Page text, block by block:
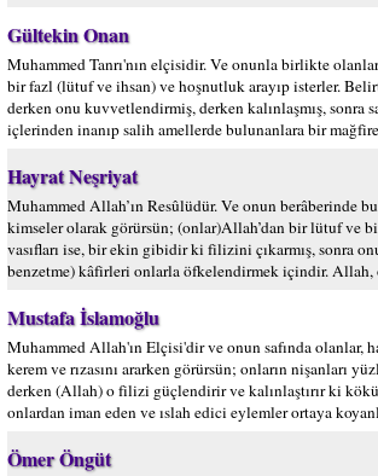
Gültekin Onan
Muhammed Tanrı'nın elçisidir. Ve onunla birlikte
bir fazl (lütuf ve ihsan) ve hoşnutluk arayıp isterler.
derken onu kuvvetlendirmiş, derken kalınlaşmış,
içlerinden inanıp salih amellerde bulunanlara bir
Hayrat Neşriyat
Muhammed Allah’ın Resûlüdür. Ve onun berâberinde
kimseler olarak görürsün; (onlar)Allah’dan bir lütuf ve bir
vasıfları ise, bir ekin gibidir ki filizini çıkarmış, sonra
benzetme) kâfirleri onlarla öfkelendirmek içindir.
Mustafa İslamoğlu
Muhammed Allah'ın Elçisi'dir ve onun safında olanlar,
kerem ve rızasını ararken görürsün; onların
derken (Allah) o filizi güçlendirir ve kalınlaştırır ki
onlardan iman eden ve ıslah edici eylemler ortaya
Ömer Öngüt